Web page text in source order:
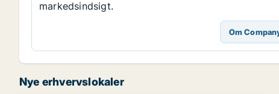
markedsindsigt.
Om
Nye erhvervslokaler